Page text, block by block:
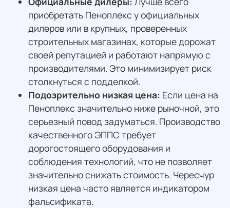
приобретать Пеноплекс у официальных
дилеров или в крупных, проверенных
строительных магазинах, которые дорожат
своей репутацией и работают напрямую с
производителями. Это минимизирует риск
столкнуться с подделкой.
Подозрительно низкая цена: Если цена на
Пеноплекс значительно ниже рыночной, это
серьезный повод задуматься. Производство
качественного ЭППС требует
дорогостоящего оборудования и
соблюдения технологий, что не позволяет
значительно снижать стоимость. Чересчур
низкая цена часто является индикатором
фальсификата.